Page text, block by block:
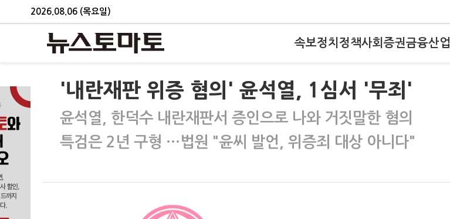
2026.08.06 (목요일)
속보정치 정책사회 증권금융산업
'내란재판 위증 혐의' 윤석열, 1심서 '무죄'
윤석열, 한덕수 내란재판서 증인으로 나와 거짓말한 혐의
특검은 2년 구형 …법원 "윤씨 발언, 위증죄 대상 아니다"